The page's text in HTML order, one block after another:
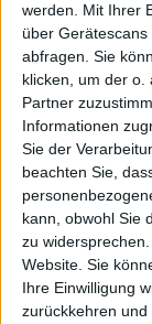
werden. Mit Ihrer
über
abfragen. Sie
klicken, um der
Partner
Informationen
Sie der
beachten Sie,
kann, obwohl Sie
zu
Website. Sie
Ihre Einwilligung
zurückkehren
Bonjour
BAND
WERTUNG
USER-WERTUNG